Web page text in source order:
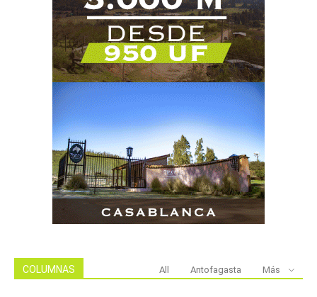
COLUMNAS All Antofagasta Más